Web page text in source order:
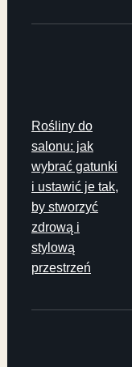
Rośliny do
salonu: jak
wybrać gatunki
i ustawić je tak,
by stworzyć
zdrową i
stylową
przestrzeń